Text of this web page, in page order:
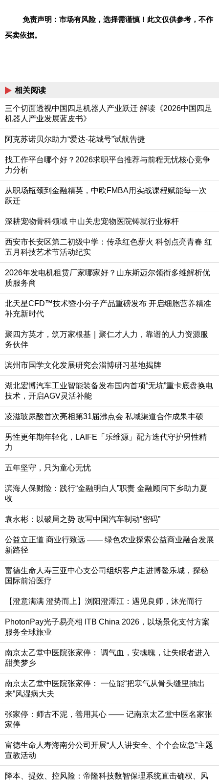
免责声明：市场有风险，选择需谨慎！此文仅供参考，不作
买卖依据。
相关阅读
三个切面透视中国四足机器人产业跃迁 解读《2026中国四足
机器人产业发展蓝皮书》
阿克苏诺贝尔助力“爱达·花城号”试航告捷
找工作平台哪个好？2026求职平台推荐与前程无忧核心竞争
力分析
从职场瓶颈到金融精英，中欧FMBA用实战课程赋能每一次
跃迁
深耕宠物骨科领域 中山关忠宠物医院铸就行业标杆
西安市长安区第二初级中学：传承红色薪火 科创点亮青春 红
五月科技艺术节活动纪实
2026年发电机租赁厂家哪家好？山东斯迈尔领衔多维解析优
质服务商
北天星CFD™技术暨小分子产品重磅发布 开启细胞营养精准
补充新时代
聚四方英才，筑万家根基｜聚仁才人力，靠谱的人力资源服
务伙伴
滨州市国学文化发展研究会淄博研习基地揭牌
湖北宏博汽车工业智能装备发布国内首项“无坑”重卡底盘换电
技术，开启AGV灵活补能
凌滋玻尿酸首次亮相第31届沸点会 私域渠道合作成果丰硕
男性更年期年轻化，LAIFE「乐维源」配方迭代守护男性精
力
五年坚守，只为童心无忧
滨海人保财险：践行“金融明白人”职责 金融顾问下乡助力夏
收
袁永彬：以破局之势 改写中国汽车制动“密码”
公益立正道 商业行致远 —— 绿色农业探索公益商业融合发展
新路径
富德生命人寿三亚中心支公司组织客户走进博鳌乐城，探秘
国际前沿医疗
【澄意满满 澄势而上】浏阳澄潭江：遇见良师，沐光而行
PhotonPay光子易亮相 ITB China 2026，以场景化支付方案
服务全球旅业
南京太乙堂中医院张家停：​ 调气血，安魂魄，让失眠者进入
甜美梦乡
南京太乙堂中医院张家停：​ 一位能“把寒气从骨头缝里抽出
来”风湿病大夫
张家停：师古不泥，善用其心 —— 记南京太乙堂中医名家张
家停
富德生命人寿海南分公司开展“人人讲安全、个个会应急”主题
宣教活动
降本、提效、控风险：帝隆科技数智保理系统直击确权、风